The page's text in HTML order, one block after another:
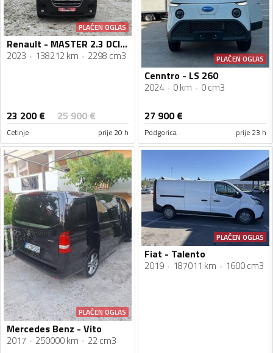
PLAĆEN OGLAS
Renault - MASTER 2.3 DCI 5.2023
2023 138212 km 2298 cm3
23 200€ 25 900€
Cetinje prije 20 h
PLAĆEN OGLAS
Cenntro - LS 260
2024 0 km 0 cm3
27 900€
Podgorica prije 23 h
PLAĆEN OGLAS
Mercedes Benz - Vito
2017 250000 km 22 cm3
PLAĆEN OGLAS
Fiat - Talento
2019 187011 km 1600 cm3